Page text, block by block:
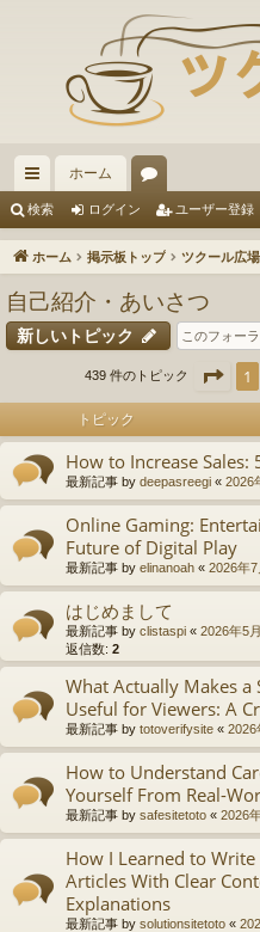
イ
ッ
リ
ン
ホーム
ー
検索 ログイン ユーザー登録
ホーム 掲示板トップ ツクール広場
自己紹介・あいさつ
新しいトピック
439 件のトピック ペ
1
トピック
How to Increase Sales:
最新記事 by deepasreegi « 2026
Online Gaming:
Future of Digital Play
最新記事 by elinanoah « 2026年
はじめまして
最新記事 by clistaspi « 2026年5
返信数: 2
What Actually Makes
Useful for Viewers: A
最新記事 by totoverifysite « 2026
How to Understand
Yourself From Real-
最新記事 by safesitetoto « 2026
How I Learned to
Articles With Clear
Explanations
最新記事 by solutionsitetoto «